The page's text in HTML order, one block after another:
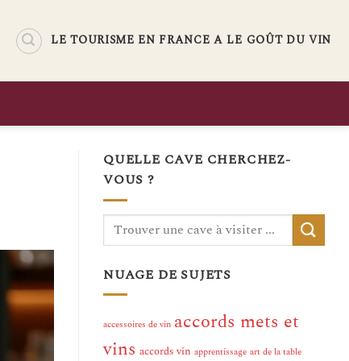
LE TOURISME EN FRANCE A LE GOÛT DU VIN
QUELLE CAVE CHERCHEZ-
VOUS ?
NUAGE DE SUJETS
accessoires de vin accords mets et
vins accords vin apprentissage art de la table